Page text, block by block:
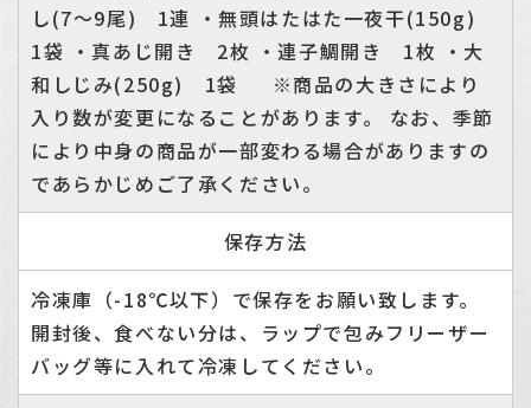
し(7～9尾) 1連 ・無頭はたはた一夜干(150g)
1袋 ・真あじ開き 2枚 ・連子鯛開き 1枚 ・大
和しじみ(250g) 1袋 ※商品の大きさにより
入り数が変更になることがあります。 なお、季節
により中身の商品が一部変わる場合がありますの
であらかじめご了承ください。
保存方法
冷凍庫（-18℃以下）で保存をお願い致します。
開封後、食べない分は、ラップで包みフリーザー
バッグ等に入れて冷凍してください。